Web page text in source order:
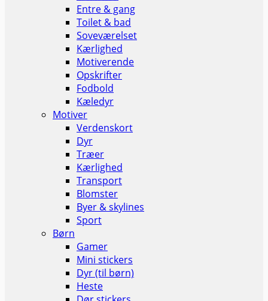
Entre & gang
Toilet & bad
Soveværelset
Kærlighed
Motiverende
Opskrifter
Fodbold
Kæledyr
Motiver
Verdenskort
Dyr
Træer
Kærlighed
Transport
Blomster
Byer & skylines
Sport
Børn
Gamer
Mini stickers
Dyr (til børn)
Heste